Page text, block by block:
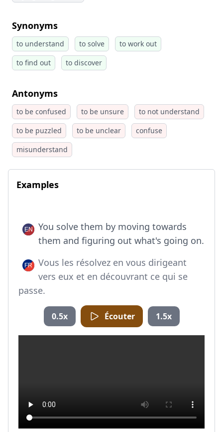
Synonyms
to understand to solve
to work out
to find out
to discover
Antonyms
to be confused to be unsure
to not understand
to be puzzled
to be unclear
confuse
misunderstand
Examples
You solve them by moving towards
them and figuring out what's going on.
Vous les résolvez en vous dirigeant
vers eux et en découvrant ce qui se
passe.
0.5x Écouter 1.5x